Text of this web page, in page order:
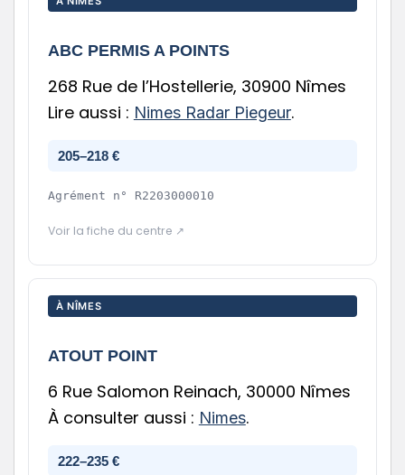
ABC PERMIS A POINTS
268 Rue de l’Hostellerie, 30900 Nîmes
Lire aussi : Nimes Radar Piegeur.
205–218 €
Agrément n° R2203000010
Voir la fiche du centre ↗
À NÎMES
ATOUT POINT
6 Rue Salomon Reinach, 30000 Nîmes
À consulter aussi : Nimes.
222–235 €